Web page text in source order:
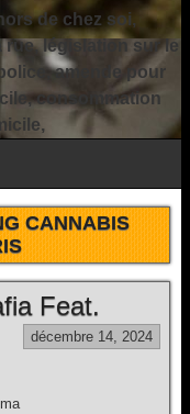
de chez soi,
rue, législation sur le
amende pour
consommation
CANNABIS
Feat.
décembre 14, 2024